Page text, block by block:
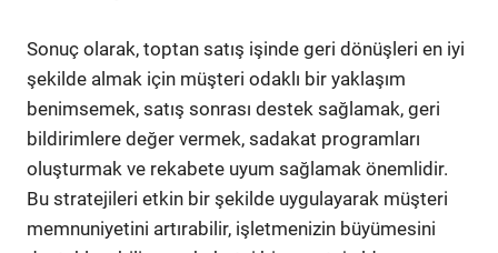
Sonuç olarak, toptan satış işinde geri dönüşleri en iyi
şekilde almak için müşteri odaklı bir yaklaşım
benimsemek, satış sonrası destek sağlamak, geri
bildirimlere değer vermek, sadakat programları
oluşturmak ve rekabete uyum sağlamak önemlidir.
Bu stratejileri etkin bir şekilde uygulayarak müşteri
memnuniyetini artırabilir, işletmenizin büyümesini